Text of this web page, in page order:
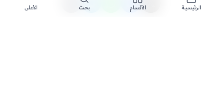
الرئيسية الأقسام بحث الأعلى